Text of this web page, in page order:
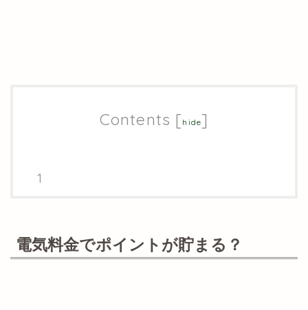
Contents [ hide]
電気料金でポイントが貯まる？